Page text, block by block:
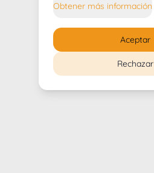
Obtener más información
Rechazar
Aceptar